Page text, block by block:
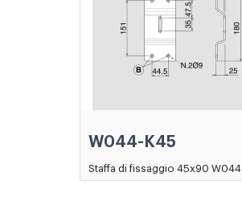
W044-K45
Staffa di fissaggio 45x90 W044